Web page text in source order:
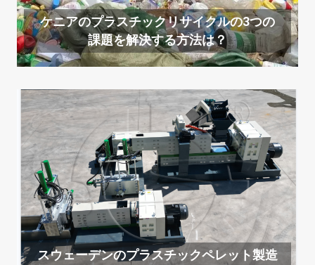
ケニアのプラスチックリサイクルの3つの
課題を解決する方法は？
スウェーデンのプラスチックペレット製造